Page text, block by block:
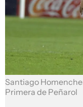
Santiago
Primera de Peñarol